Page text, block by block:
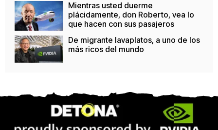
Mientras usted duerme
plácidamente, don Roberto, vea lo
que hacen con sus pasajeros
De migrante lavaplatos, a uno de los
más ricos del mundo